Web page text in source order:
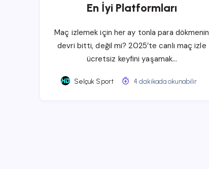
En İyi Platformları
Maç izlemek için her ay tonla para dökmenin
devri bitti, değil mi? 2025’te canlı maç izle
ücretsiz keyfini yaşamak…
Selçuk Sport 4 dakikada okunabilir